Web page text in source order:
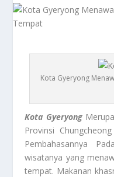
Kota Gyeryong
Kota Gyeryong
Provinsi
Pembahasannya
wisatanya yang
tempat. Makanan